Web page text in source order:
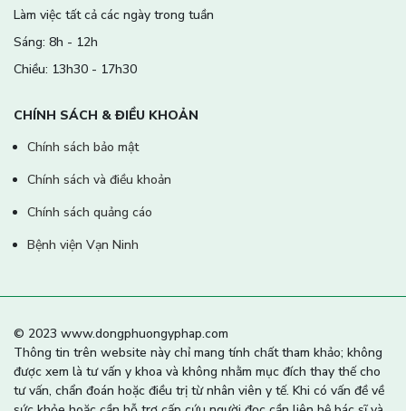
Làm việc tất cả các ngày trong tuần
Sáng: 8h - 12h
Chiều: 13h30 - 17h30
CHÍNH SÁCH & ĐIỀU KHOẢN
Chính sách bảo mật
Chính sách và điều khoản
Chính sách quảng cáo
Bệnh viện Vạn Ninh
© 2023 www.dongphuongyphap.com
Thông tin trên website này chỉ mang tính chất tham khảo; không
được xem là tư vấn y khoa và không nhằm mục đích thay thế cho
tư vấn, chẩn đoán hoặc điều trị từ nhân viên y tế. Khi có vấn đề về